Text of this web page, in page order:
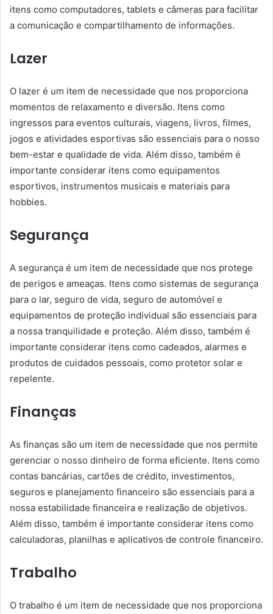
itens como computadores, tablets e câmeras para facilitar
a comunicação e compartilhamento de informações.
Lazer
O lazer é um item de necessidade que nos proporciona
momentos de relaxamento e diversão. Itens como
ingressos para eventos culturais, viagens, livros, filmes,
jogos e atividades esportivas são essenciais para o nosso
bem-estar e qualidade de vida. Além disso, também é
importante considerar itens como equipamentos
esportivos, instrumentos musicais e materiais para
hobbies.
Segurança
A segurança é um item de necessidade que nos protege
de perigos e ameaças. Itens como sistemas de segurança
para o lar, seguro de vida, seguro de automóvel e
equipamentos de proteção individual são essenciais para
a nossa tranquilidade e proteção. Além disso, também é
importante considerar itens como cadeados, alarmes e
produtos de cuidados pessoais, como protetor solar e
repelente.
Finanças
As finanças são um item de necessidade que nos permite
gerenciar o nosso dinheiro de forma eficiente. Itens como
contas bancárias, cartões de crédito, investimentos,
seguros e planejamento financeiro são essenciais para a
nossa estabilidade financeira e realização de objetivos.
Além disso, também é importante considerar itens como
calculadoras, planilhas e aplicativos de controle financeiro.
Trabalho
O trabalho é um item de necessidade que nos proporciona